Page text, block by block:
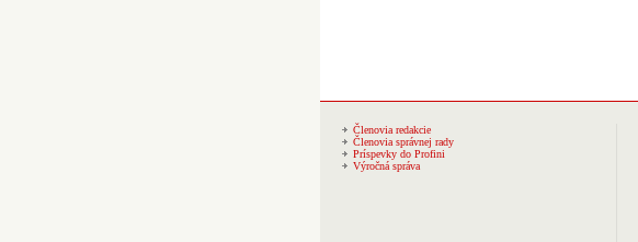
Členovia redakcie
Členovia správnej rady
Príspevky do Profini
Výročná správa